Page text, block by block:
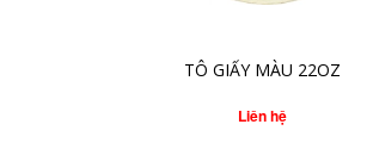
TÔ GIẤY MÀU 22OZ
Liên hệ